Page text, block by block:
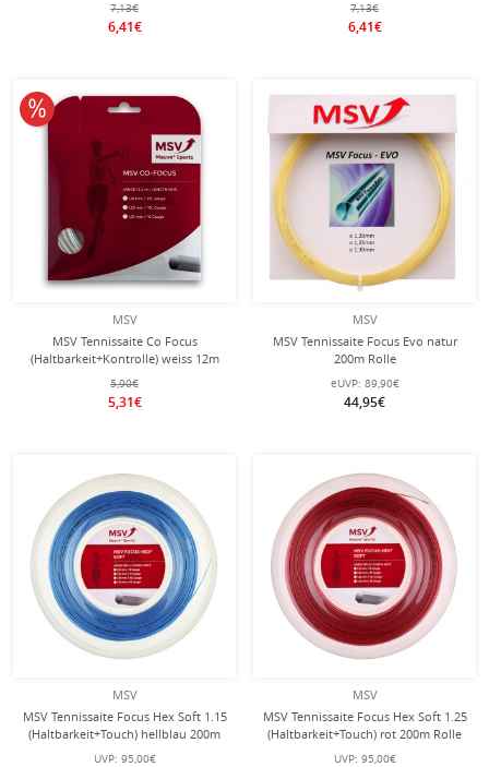
7,13€
6,41€
7,13€
6,41€
MSV
MSV Tennissaite Co Focus
(Haltbarkeit+Kontrolle) weiss 12m
Set
5,90€
5,31€
10% reduziert
MSV
MSV Tennissaite Focus Evo natur
200m Rolle
eUVP: 89,90€
44,95€
MSV
MSV Tennissaite Focus Hex Soft 1.15
(Haltbarkeit+Touch) hellblau 200m
Rolle
UVP: 95,00€
MSV
MSV Tennissaite Focus Hex Soft 1.25
(Haltbarkeit+Touch) rot 200m Rolle
UVP: 95,00€